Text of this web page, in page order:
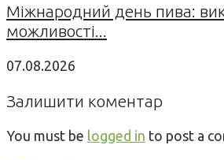
Міжнародний день пива:
можливості...
07.08.2026
Залишити коментар
You must be logged in to post a